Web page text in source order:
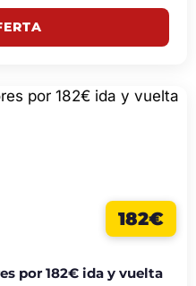
182€
por 182€ ida y vuelta